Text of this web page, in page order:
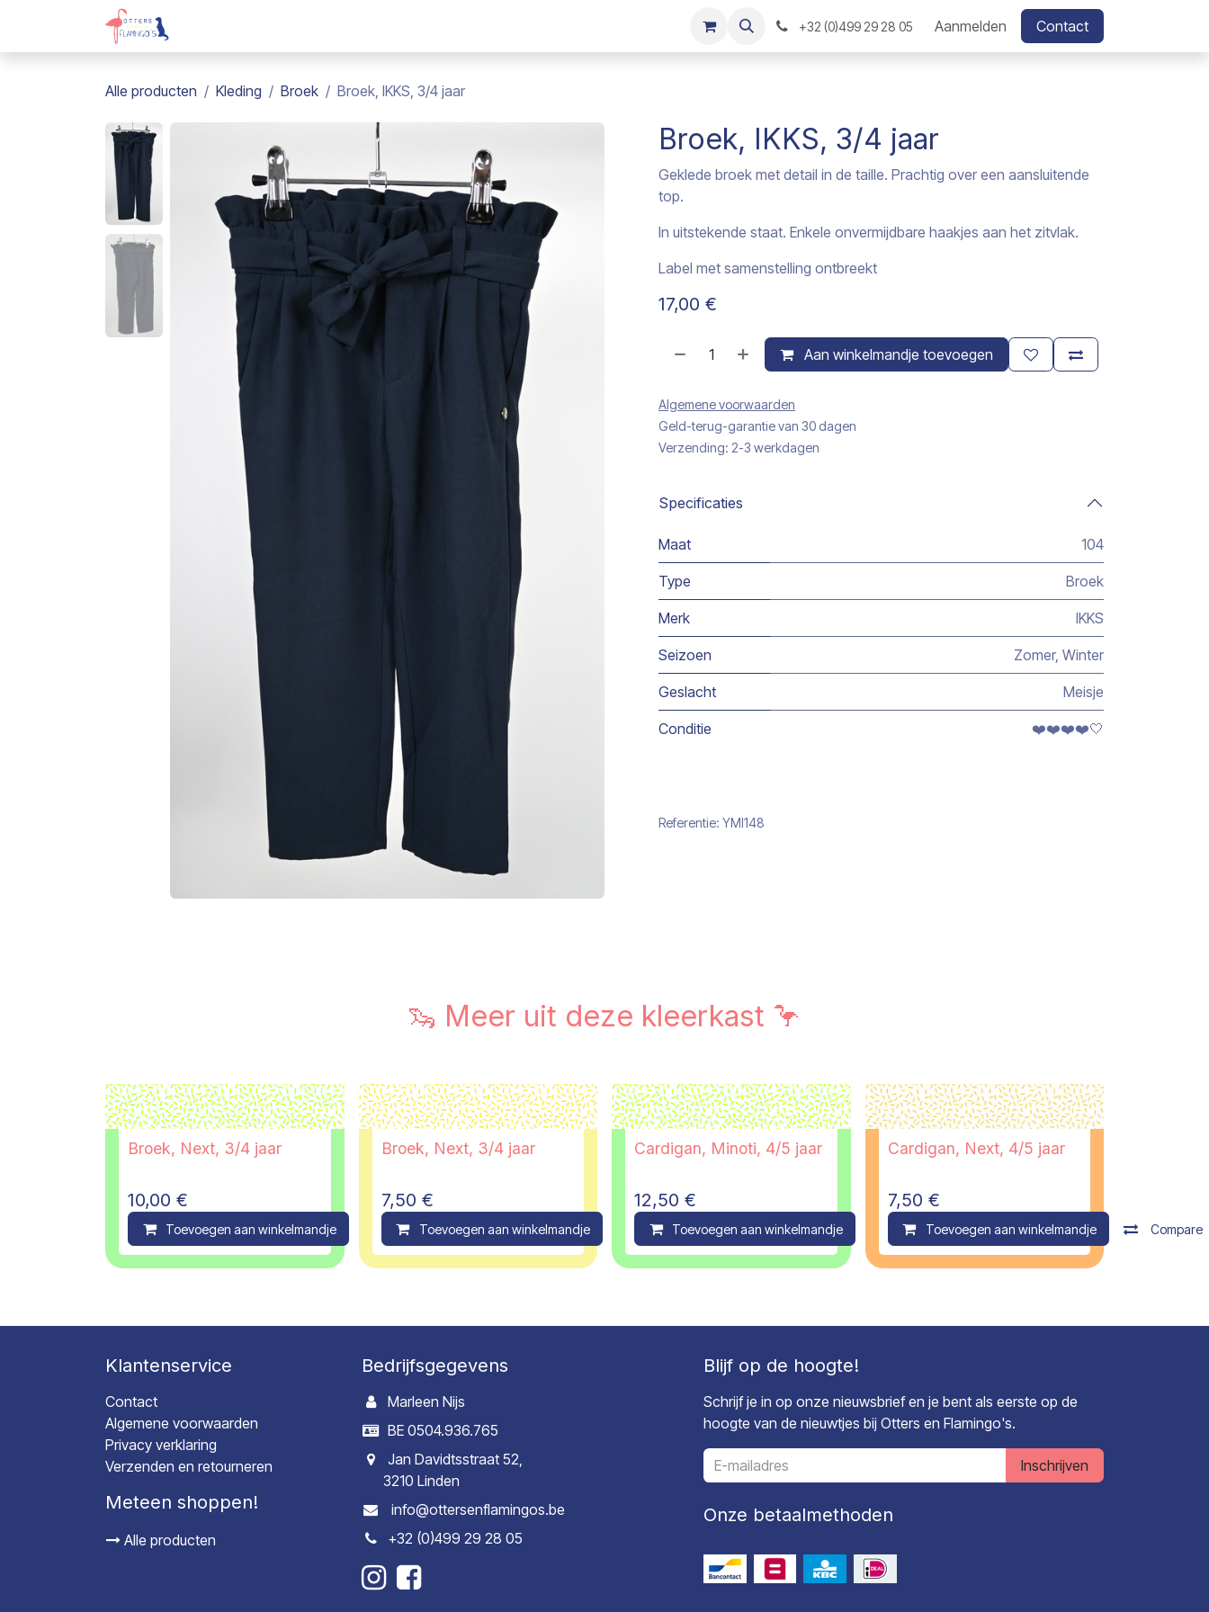
Overslaan naar inhoud
+32 (0)499 29 28 05 Aanmelden Contact
Alle producten Kleding Broek Broek, IKKS, 3/4 jaar
Broek, IKKS, 3/4 jaar
Geklede broek met detail in de taille. Prachtig over een aansluitende
top.
In uitstekende staat. Enkele onvermijdbare haakjes aan het zitvlak.
Label met samenstelling ontbreekt
17,00 €
Aan winkelmandje toevoegen
Algemene voorwaarden
Geld-terug-garantie van 30 dagen
Verzending: 2-3 werkdagen
Specificaties
Maat 104
Type Broek
Merk IKKS
Seizoen Zomer, Winter
Geslacht Meisje
Conditie ❤️❤️❤️❤️🤍
Referentie: YMI148
🦦 Meer uit deze kleerkast 🦩
Broek, Next, 3/4 jaar
10,00 €
Toevoegen aan winkelmandje Compare
Broek, Next, 3/4 jaar
7,50 €
Toevoegen aan winkelmandje Compare
Cardigan, Minoti, 4/5 jaar
12,50 €
Toevoegen aan winkelmandje Compare
Cardigan, Next, 4/5 jaar
7,50 €
Toevoegen aan winkelmandje Compare
Klantenservice
Contact
Algemene voorwaarden
Privacy verklaring
Verzenden en retourneren
Meteen shoppen!
Alle producten
Bedrijfsgegevens
Marleen Nijs
BE 0504.936.765
Jan Davidtsstraat 52,
3210 Linden
info@ottersenflamingos.be
+32 (0)499 29 28 05
Blijf op de hoogte!
Schrijf je in op onze nieuwsbrief en je bent als eerste op de
hoogte van de nieuwtjes bij Otters en Flamingo's.
Inschrijven
Onze betaalmethoden